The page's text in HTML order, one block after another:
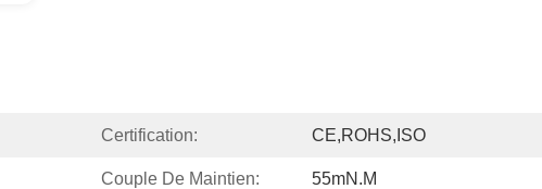
Certification: CE,ROHS,ISO
Couple De Maintien: 55mN.m